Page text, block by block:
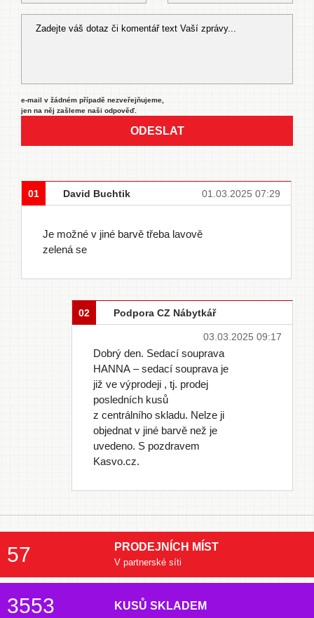
e-mail v žádném případě nezveřejňujeme,
jen na něj zašleme naši odpověď.
ODESLAT
01 David Buchtik 01.03.2025 07:29
Je možné v jiné barvě třeba lavově
zelená se
02 Podpora CZ Nábytkář
03.03.2025 09:17
Dobrý den. Sedací souprava
HANNA – sedací souprava je
již ve výprodeji , tj. prodej
posledních kusů
z centrálního skladu. Nelze ji
objednat v jiné barvě než je
uvedeno. S pozdravem
Kasvo.cz.
57 PRODEJNÍCH MÍST
V partnerské síti
3553 KUSŮ SKLADEM